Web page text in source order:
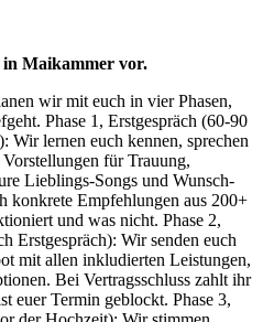
in Maikammer vor.
wir mit euch in vier Phasen,
Phase 1, Erstgespräch (60-90
lernen euch kennen, sprechen
für Trauung,
Lieblings-Songs und Wunsch-
konkrete Empfehlungen aus 200+
und was nicht. Phase 2,
Erstgespräch): Wir senden euch
mit allen inkludierten Leistungen,
Bei Vertragsschluss zahlt ihr
euer Termin geblockt. Phase 3,